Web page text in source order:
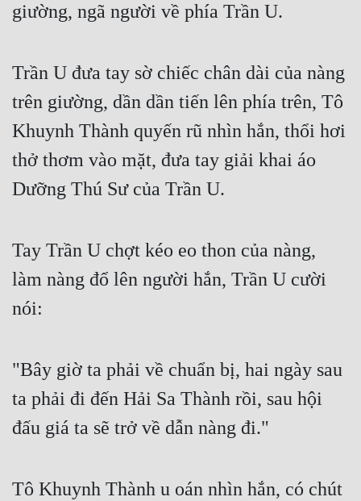
Mỹ Thực
Ngôn Tình
Ngược
Nữ Cường
Phong Thủy - Tâm Linh
Phương Tây
Phản Phái
Quân Sự
Sủng
giường, ngã người về phía Trần U.
Trần U đưa tay sờ chiếc chân dài của nàng
trên giường, dần dần tiến lên phía trên, Tô
Khuynh Thành quyến rũ nhìn hắn, thổi hơi
thở thơm vào mặt, đưa tay giải khai áo
Dưỡng Thú Sư của Trần U.
Tay Trần U chợt kéo eo thon của nàng,
làm nàng đổ lên người hắn, Trần U cười
nói:
"Bây giờ ta phải về chuẩn bị, hai ngày sau
ta phải đi đến Hải Sa Thành rồi, sau hội
đấu giá ta sẽ trở về dẫn nàng đi."
Tô Khuynh Thành u oán nhìn hắn, có chút